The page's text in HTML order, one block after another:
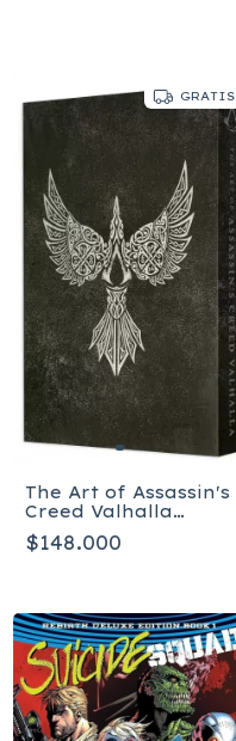
GRATIS
The Art of Assassin's
Creed Valhalla
Deluxe Edition -
Inglés - Tapa dura
$148.000